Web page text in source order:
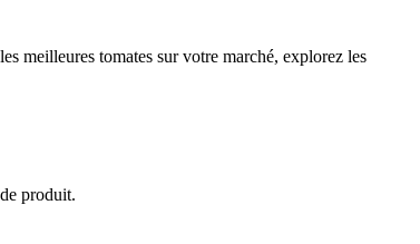
meilleures tomates sur votre marché, explorez les
produit.